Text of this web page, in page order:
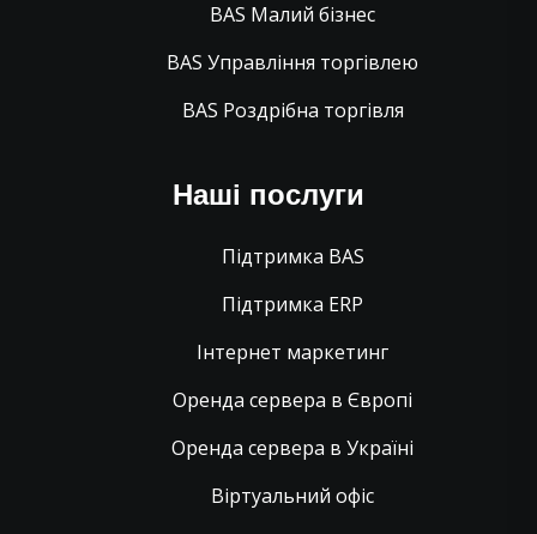
BAS Малий бізнес
BAS Управління торгівлею
BAS Роздрібна торгівля
Наші послуги
Підтримка BAS
Підтримка ERP
Інтернет маркетинг
Оренда сервера в Європі
Оренда сервера в Україні
Віртуальний офіс